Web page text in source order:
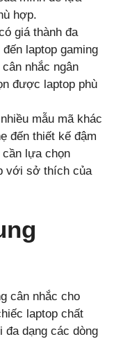
hợp.
giá thành đa
laptop gaming
nhắc ngân
được laptop phù
mẫu mã khác
đến thiết kế đậm
lựa chọn
với sở thích của
cân nhắc cho
laptop chất
đa dạng các dòng